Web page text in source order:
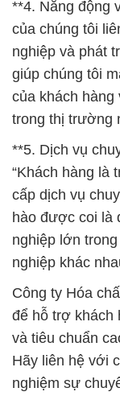
trong thị trường
**5. Dịch vụ
“Khách hàng là
cấp dịch vụ
hào được coi là
nghiệp lớn
nghiệp khác
Công ty Hóa
để hỗ trợ khách
và tiêu chuẩn
Hãy liên hệ với
nghiệm sự
tôi mang lại.
# Đơn vị kinh
Phèn Xanh /
# Nơi phân